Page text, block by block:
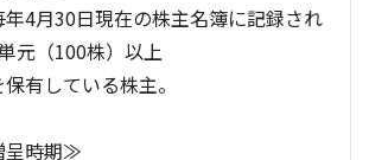
4月30日現在の株主名簿に記録され
元（100株）以上
有している株主。
時期≫